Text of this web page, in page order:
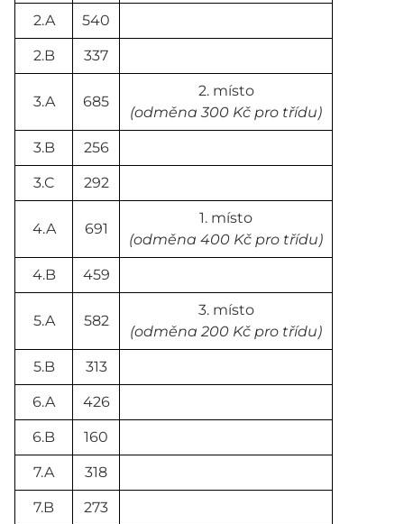
2.A 540
2.B 337
3.A 685
2. místo
(odměna 300 Kč pro třídu)
3.B 256
3.C 292
4.A 691
1. místo
(odměna 400 Kč pro třídu)
4.B 459
5.A 582
3. místo
(odměna 200 Kč pro třídu)
5.B 313
6.A 426
6.B 160
7.A 318
7.B 273